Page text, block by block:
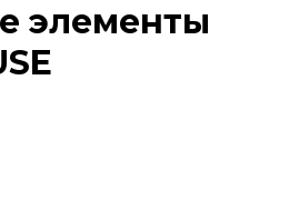
элементы